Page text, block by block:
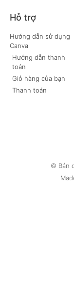
Hỗ trợ
Hướng dẫn sử dụng
Canva
Hướng dẫn thanh
toán
Giỏ hàng của bạn
Thanh toán
© Bản